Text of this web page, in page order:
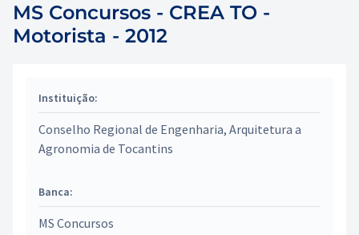
MS Concursos - CREA TO -
Motorista - 2012
Instituição:
Conselho Regional de Engenharia, Arquitetura a
Agronomia de Tocantins
Banca:
MS Concursos